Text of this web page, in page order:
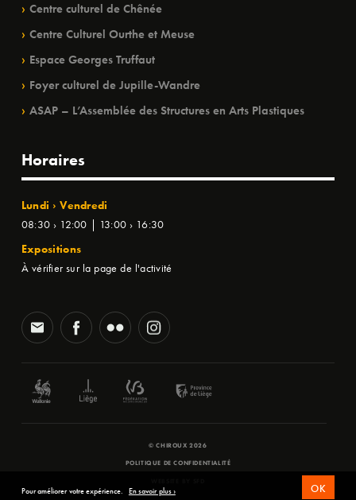
Centre culturel de Chênée
Centre Culturel Ourthe et Meuse
Espace Georges Truffaut
Foyer culturel de Jupille-Wandre
ASAP – L’Assemblée des Structures en Arts Plastiques
Horaires
Lundi › Vendredi
08:30 › 12:00 | 13:00 › 16:30
Expositions
À vérifier sur la page de l'activité
© CHIROUX 2026
POLITIQUE DE CONFIDENTIALITÉ
Pour améliorer votre expérience. En savoir plus › OK